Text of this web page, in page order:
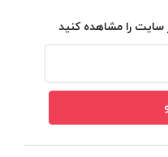
را مشاهده کنید